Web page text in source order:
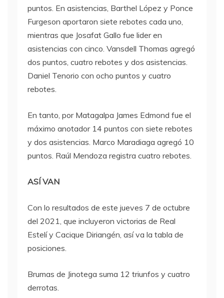
puntos. En asistencias, Barthel López y Ponce
Furgeson aportaron siete rebotes cada uno,
mientras que Josafat Gallo fue lider en
asistencias con cinco. Vansdell Thomas agregó
dos puntos, cuatro rebotes y dos asistencias.
Daniel Tenorio con ocho puntos y cuatro
rebotes.
En tanto, por Matagalpa James Edmond fue el
máximo anotador 14 puntos con siete rebotes
y dos asistencias. Marco Maradiaga agregó 10
puntos. Raúl Mendoza registra cuatro rebotes.
ASÍ VAN
Con lo resultados de este jueves 7 de octubre
del 2021, que incluyeron victorias de Real
Estelí y Cacique Diriangén, así va la tabla de
posiciones.
Brumas de Jinotega suma 12 triunfos y cuatro
derrotas.